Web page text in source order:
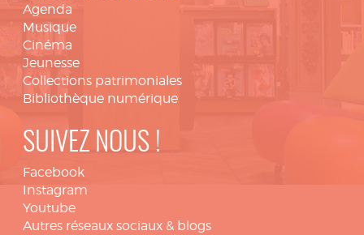
Agenda
Musique
Cinéma
Jeunesse
Collections patrimoniales
Bibliothèque numérique
SUIVEZ NOUS !
Facebook
Instagram
Youtube
Autres réseaux sociaux & blogs